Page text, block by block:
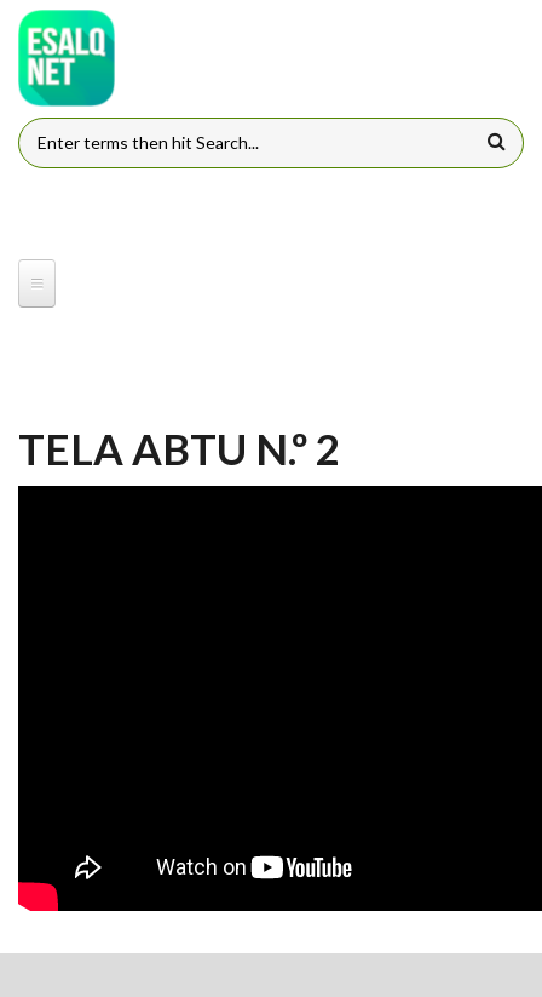
Pular para o conteúdo principal
FORMULÁRIO DE BUSCA
TELA ABTU N.º 2